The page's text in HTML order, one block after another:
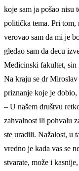
koje sam ja pošao nisu
politička tema. Pri tom,
verovao sam da mi je
gledao sam da decu
Medicinski fakultet, sin
Na kraju se dr
priznanje koje je dobio,
– U našem društvu
zahvalnost ili pohvalu
ste uradili. Nažalost, u
vredno je kada vas se
stvarate, može i